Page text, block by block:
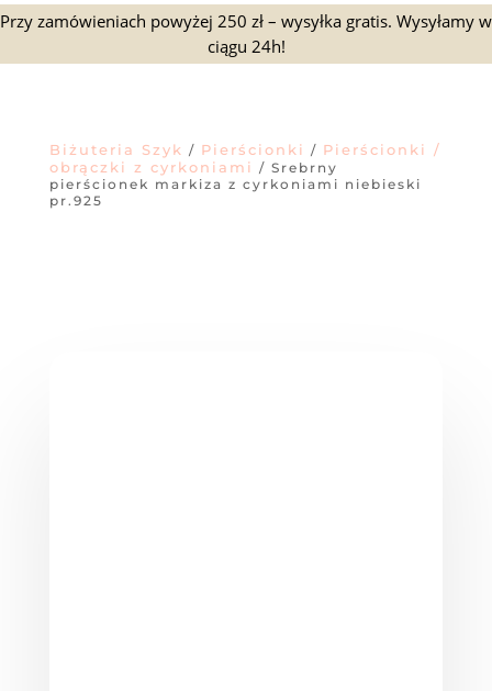
Przy zamówieniach powyżej 250 zł – wysyłka gratis. Wysyłamy w
ciągu 24h!
Biżuteria Szyk / Pierścionki / Pierścionki /
obrączki z cyrkoniami / Srebrny
pierścionek markiza z cyrkoniami niebieski
pr.925